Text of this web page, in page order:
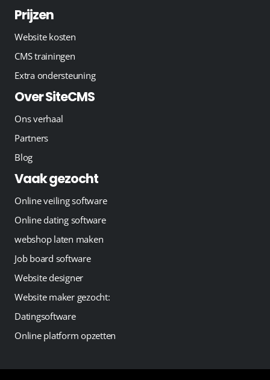
Prijzen
Website kosten
CMS trainingen
Extra ondersteuning
Over SiteCMS
Ons verhaal
Partners
Blog
Vaak gezocht
Online veiling software
Online dating software
webshop laten maken
Job board software
Website designer
Website maker gezocht:
Datingsoftware
Online platform opzetten